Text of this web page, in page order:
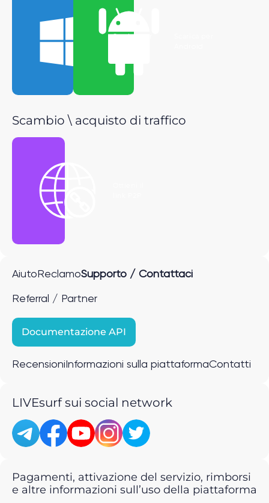
Scarica per
Scambio \ acquisto di traffico
Aiuto ReclamoSupporto / Contattaci
Referral / Partner
Documentazione API
Recensioni Informazioni sulla piattaformaContatti
LIVEsurf sui social network
Pagamenti, attivazione del servizio, rimborsi
e altre informazioni sull’uso della piattaforma